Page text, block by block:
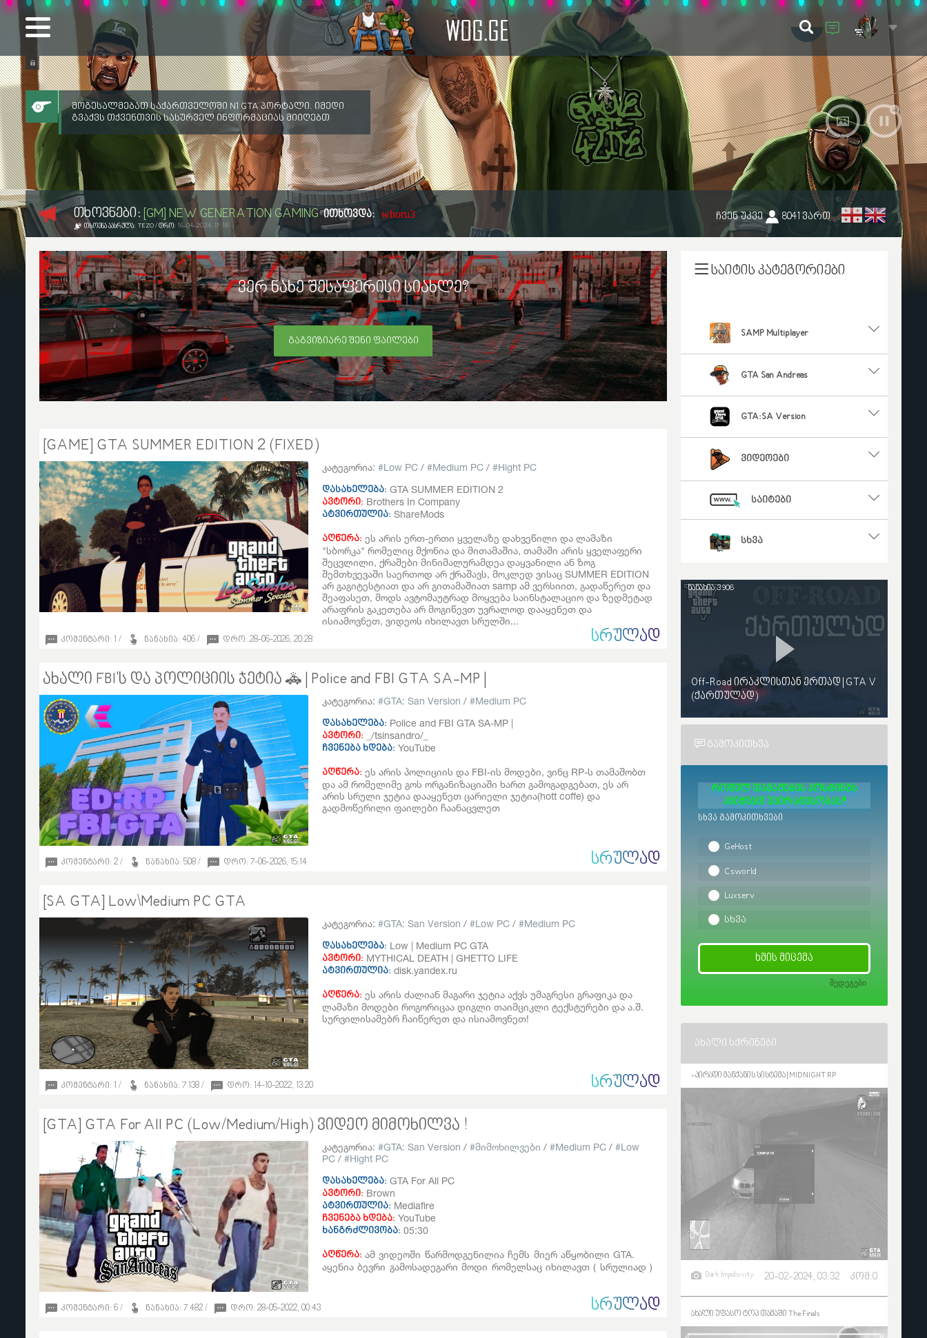
WOG.GE
მოგესალმებათ საქართველოში N1 GTA პორტალი. იმედი
გვაქვს თქვენთვის სასურველ ინფორმაციას მიიღებთ
ᲗᲮᲝᲕᲜᲔᲑᲘ: [GM] NEW GENERATION GAMING ითხოვდა: whoru3
ᲗᲮᲝᲕᲜᲐ ᲐᲐᲡᲠᲣᲚᲐ: TEZO/ ᲓᲠᲝ: 16-04-2024, 17:18
ჩვენ უკვე 8041 ვართ
ვერ ნახე შესაფერისი სიახლე?
ᲒᲐᲒᲕᲘᲖᲘᲐᲠᲔ ᲨᲔᲜᲘ ᲤᲐᲘᲚᲔᲑᲘ
[GAME] GTA SUMMER EDITION 2 (FIXED)
0
კატეგორია: Low PC / Medium PC /
Hight PC
დასახელება: GTA SUMMER EDITION 2
ავტორი: Brothers In Company
ატვირთულია: ShareMods
აღწერა: ეს არის ერთ-ერთი ყველაზე დახვეწილი და ლამაზი
"სბორკა" რომელიც მქონია და მითამაშია, თამაში არის ყველაფერი
შეცვლილი, ქრაშები მინიმალურამდეა დაყვანილი ან ზოგ
შემთხვევაში საერთოდ არ ქრაშავს, მოკლედ ვისაც SUMMER EDITION
არ გაგიტესტიათ და არ გითამაშიათ samp ამ ვერსიით, გადაწერეთ და
შეაფასეთ, მოდს ავტომაუტრად მოყვება საინსტალაციო და ზედმეტად
არაფრის გაკეთება არ მოგიწევთ უვრალოდ დააყენეთ და
ისიამოვნეთ, ვიდეოს იხილავთ სრულში...
კომენტარი: 1 / ნანახია: 406 / დრო: 28-06-2026, 20:28 ᲡᲠᲣᲚᲐᲓ
ახალი FBI'ს და პოლიციის ჯეტია 🚓 | Police and FBI GTA SA-MP |
sabaae
კატეგორია: GTA: San Version /
Medium PC
დასახელება: Police and FBI GTA SA-MP |
ავტორი: _/tsinsandro/_
ჩვენება ხდება: YouTube
აღწერა: ეს არის პოლიციის და FBI-ის მოდები, ვინც RP-ს თამაშობთ
და ამ რომელიმე გოს ორგანიზაციაში ხართ გამოგადგებათ, ეს არ
არის სრული ჯეტია დააყენეთ ცარიელი ჯეტია(hott coffe) და
გადმოწერილი ფაილები ჩაანაცვლეთ
კომენტარი: 2 / ნანახია: 508 / დრო: 7-06-2026, 15:14 ᲡᲠᲣᲚᲐᲓ
[SA GTA] Low\Medium PC GTA
კატეგორია: GTA: San Version / Low PC /
Medium PC
დასახელება: Low | Medium PC GTA
ავტორი: MYTHICAL DEATH | GHETTO LIFE
ატვირთულია: disk.yandex.ru
აღწერა: ეს არის ძალიან მაგარი ჯეტია აქვს უმაგრესი გრაფიკა და
ლამაზი მოდები როგორიცაა დიგლი თაიმციკლი ტექსტურები და ა.შ.
სურვილისამებრ ჩაიწერეთ და ისიამოვნეთ!
კომენტარი: 1 / ნანახია: 7 138 / დრო: 14-10-2022, 13:20 ᲡᲠᲣᲚᲐᲓ
[GTA] GTA For All PC (Low/Medium/High) ვიდეო მიმოხილვა !
კატეგორია: GTA: San Version / მიმოხილვები / Medium PC /
Low
PC /
Hight PC
დასახელება: GTA For All PC
ავტორი: Brown
ატვირთულია: Mediafire
ჩვენება ხდება: YouTube
ხანგრძლივობა: 05:30
აღწერა: ამ ვიდეოში წარმოდგენილია ჩემს მიერ აწყობილი GTA.
აყენია ბევრი გამოსადეგარი მოდი რომელსაც იხილავთ ( სრულიად )
კომენტარი: 6 / ნანახია: 7 482 / დრო: 28-05-2022, 00:43 ᲡᲠᲣᲚᲐᲓ
ᲡᲐᲘᲢᲘᲡ ᲙᲐᲢᲔᲒᲝᲠᲘᲔᲑᲘ
SAMP Multiplayer
GTA San Andreas
GTA:SA Version
ვიდეოები
საიტები
სხვა
ნანახია:3 906
Off-Road ირაკლისთან ერთად | GTA V
(ქართულად)
ᲒᲐᲛᲝᲙᲘᲗᲮᲕᲐ
რომელ თამაშების ჰოსტინგს
ანიჭებთ უპირატესობას?
სხვა გამოკითხვები
GeHost
Csworld
Luxserv
სხვა
ᲮᲛᲘᲡ ᲛᲘᲪᲔᲛᲐ
შედეგები
ᲐᲮᲐᲚᲘ ᲡᲥᲠᲘᲜᲔᲑᲘ
- პირადი მანქანის სისტემა | MIDNIGHT RP
Dark Impulsivity 20-02-2024, 03:32 კომ:0
ახალი უფასო ტოპ თამაში The Finals